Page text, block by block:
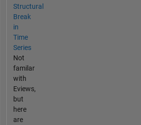
Structural
Break
in
Time
Series
Not
familar
with
Eviews,
but
here
are